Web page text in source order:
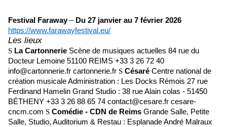
Festival Faraway– Du 27 janvier au 7 février 2026
https://www.farawayfestival.eu/
Les lieux
S La Cartonnerie Scène de musiques actuelles 84 rue du
Docteur Lemoine 51100 REIMS +33 3 26 72 40
info@cartonnerie.fr cartonnerie.fr S Césaré Centre national de
création musicale Administration : Les Docks Rémois 27 rue
Ferdinand Hamelin Grand Studio : 38 rue Alain colas - 51450
BÉTHENY +33 3 26 88 65 74 contact@cesare.fr cesare-
cncm.com S Comédie - CDN de Reims Grande Salle, Petite
Salle, Studio, Auditorium & Restau : Esplanade André Malraux